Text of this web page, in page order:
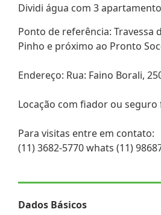
Dividi água com 3
Ponto de referência: Travessa
Pinho e próximo ao Pronto
Endereço: Rua: Faino Borali,
Locação com fiador ou seguro
Para visitas entre em contato:
(11) 3682-5770 whats (11)
Dados Básicos